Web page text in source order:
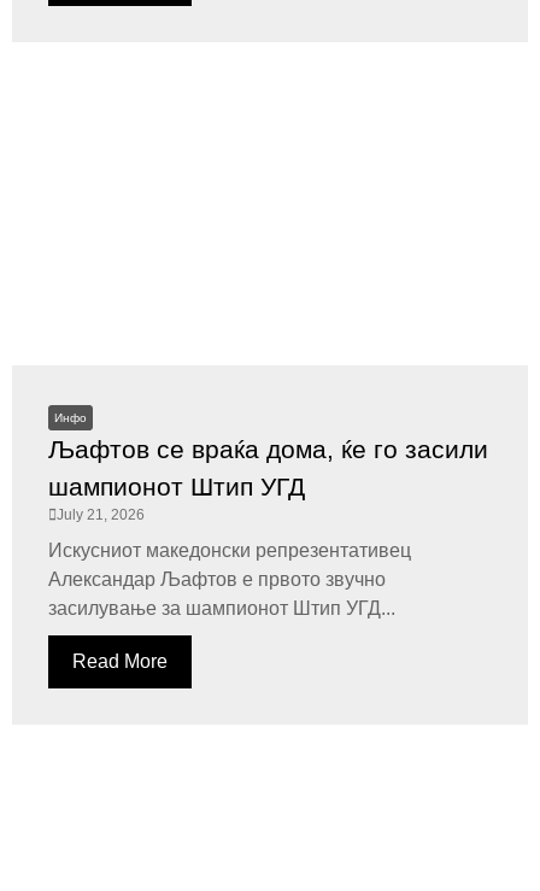
Инфо
Љафтов се враќа дома, ќе го засили
шампионот Штип УГД
July 21, 2026
Искусниот македонски репрезентативец
Александар Љафтов е првото звучно
засилување за шампионот Штип УГД...
Read More